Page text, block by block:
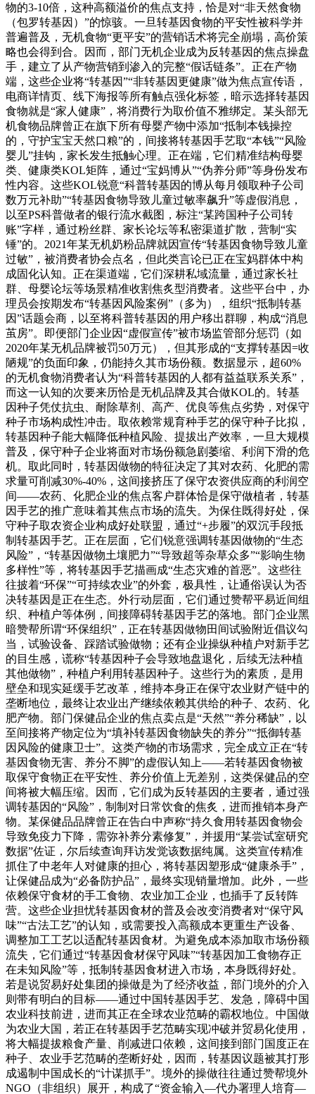
物的3-10倍，这种高额溢价的焦点支持，恰是对“非天然食物
（包罗转基因）”的惊骇。一旦转基因食物的平安性被科学并
普遍普及，无机食物“更平安”的营销话术将完全崩塌，高价策
略也会得到合。因而，部门无机企业成为反转基因的焦点操盘
手，建立了从产物营销到渗入的完整“假话链条”。正在产物
端，这些企业将“转基因”“非转基因更健康”做为焦点宣传语，
电商详情页、线下海报等所有触点强化标签，暗示选择转基因
食物就是“家人健康”，将消费行为取价值不雅绑定。某头部无
机食物品牌曾正在旗下所有母婴产物中添加“抵制本钱操控
的，守护宝宝天然口粮”的，间接将转基因手艺取“本钱”“风险
婴儿”挂钩，家长发生抵触心理。正在端，它们精准结构母婴
类、健康类KOL矩阵，通过“宝妈博从”“伪养分师”等身份发布
性内容。这些KOL锐意“科普转基因的博从每月领取种子公司
数万元补助”“转基因食物导致儿童过敏率飙升”等虚假消息，
以至PS科普做者的银行流水截图，标注“某跨国种子公司转
账”字样，通过粉丝群、家长论坛等私密渠道扩散，营制“实
锤”的。2021年某无机奶粉品牌就因宣传“转基因食物导致儿童
过敏”，被消费者协会点名，但此类言论已正在宝妈群体中构
成固化认知。正在渠道端，它们深耕私域流量，通过家长社
群、母婴论坛等场景精准收割焦炙型消费者。这些平台中，办
理员会按期发布“转基因风险案例”（多为），组织“抵制转基
因”话题会商，以至将科普转基因的用户移出群聊，构成“消息
茧房”。即便部门企业因“虚假宣传”被市场监管部分惩罚（如
2020年某无机品牌被罚50万元），但其形成的“支撑转基因=收
陋规”的负面印象，仍能持久其市场份额。数据显示，超60%
的无机食物消费者认为“科普转基因的人都有益益联系关系”，
而这一认知的次要来历恰是无机品牌及其合做KOL的。转基
因种子凭仗抗虫、耐除草剂、高产、优良等焦点劣势，对保守
种子市场构成性冲击。取依赖常规育种手艺的保守种子比拟，
转基因种子能大幅降低种植风险、提拔出产效率，一旦大规模
普及，保守种子企业将面对市场份额急剧萎缩、利润下滑的危
机。取此同时，转基因做物的特征决定了其对农药、化肥的需
求量可削减30%-40%，这间接挤压了保守农资供应商的利润空
间——农药、化肥企业的焦点客户群体恰是保守做植者，转基
因手艺的推广意味着其焦点市场的流失。为保住既得好处，保
守种子取农资企业构成好处联盟，通过“+步履”的双沉手段抵
制转基因手艺。正在层面，它们锐意强调转基因做物的“生态
风险”，“转基因做物土壤肥力”“导致超等杂草众多”“影响生物
多样性”等，将转基因手艺描画成“生态灾难的首恶”。这些往
往披着“环保”“可持续农业”的外套，极具性，让通俗误认为否
决转基因是正在生态。外行动层面，它们通过赞帮平易近间组
织、种植户等体例，间接障碍转基因手艺的落地。部门企业黑
暗赞帮所谓“环保组织”，正在转基因做物田间试验附近倡议勾
当，试验设备、踩踏试验做物；还有企业操纵种植户对新手艺
的目生感，谎称“转基因种子会导致地盘退化，后续无法种植
其他做物”，种植户利用转基因种子。这些行为的素质，是用
壁垒和现实延缓手艺改革，维持本身正在保守农业财产链中的
垄断地位，最终让农业出产继续依赖其供给的种子、农药、化
肥产物。部门保健品企业的焦点卖点是“天然”“养分稀缺”，以
至间接将产物定位为“填补转基因食物缺失的养分”“抵御转基
因风险的健康卫士”。这类产物的市场需求，完全成立正在“转
基因食物无害、养分不脚”的虚假认知上——若转基因食物被
取保守食物正在平安性、养分价值上无差别，这类保健品的空
间将被大幅压缩。因而，它们成为反转基因的主要者，通过强
调转基因的“风险”，制制对日常饮食的焦炙，进而推销本身产
物。某保健品品牌曾正在告白中声称“持久食用转基因食物会
导致免疫力下降，需弥补养分素修复”，并援用“某尝试室研究
数据”佐证，尔后续查询拜访发觉该数据纯属。这类宣传精准
抓住了中老年人对健康的担心，将转基因塑形成“健康杀手”，
让保健品成为“必备防护品”，最终实现销量增加。此外，一些
依赖保守食材的手工食物、农业加工企业，也插手了反转阵
营。这些企业担忧转基因食材的普及会改变消费者对“保守风
味”“古法工艺”的认知，或需要投入高额成本更重生产设备、
调整加工工艺以适配转基因食材。为避免成本添加取市场份额
流失，它们通过“转基因食材保守风味”“转基因加工食物存正
在未知风险”等，抵制转基因食材进入市场，本身既得好处。
若是说贸易好处集团的操做是为了经济收益，部门境外的介入
则带有明白的目标——通过中国转基因手艺、发急，障碍中国
农业科技前进，进而其正在全球农业范畴的霸权地位。中国做
为农业大国，若正在转基因手艺范畴实现冲破并贸易化使用，
将大幅提拔粮食产量、削减进口依赖，这间接到部门国度正在
种子、农业手艺范畴的垄断好处，因而，转基因议题被其打形
成遏制中国成长的“计谋抓手”。境外的操做往往通过赞帮境外
NGO（非组织）展开，构成了“资金输入—代办署理人培育—